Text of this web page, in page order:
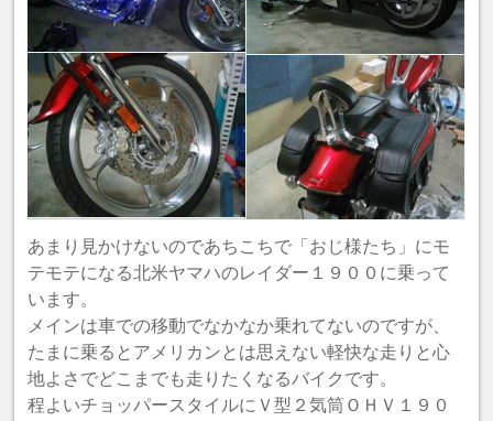
あまり見かけないのであちこちで「おじ様たち」にモ
テモテになる北米ヤマハのレイダー１９００に乗って
います。
メインは車での移動でなかなか乗れてないのですが、
たまに乗るとアメリカンとは思えない軽快な走りと心
地よさでどこまでも走りたくなるバイクです。
程よいチョッパースタイルにＶ型２気筒ＯＨＶ１９０